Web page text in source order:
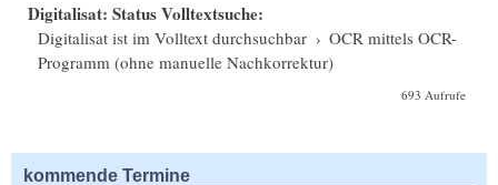
Digitalisat: Status Volltextsuche:
Digitalisat ist im Volltext durchsuchbar › OCR mittels OCR-
Programm (ohne manuelle Nachkorrektur)
693 Aufrufe
kommende Termine